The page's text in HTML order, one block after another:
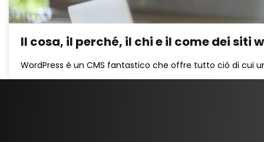
Il cosa, il perché, il chi e il come dei siti
WordPress è un CMS fantastico che offre tutto ciò di cui